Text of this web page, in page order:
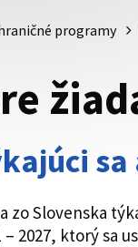
programy
sa
Slovenska
2027, ktorý sa